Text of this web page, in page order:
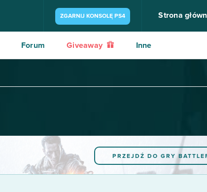
ZGARNIJ KONSOLĘ PS4 Strona
Forum Giveaway Inne
PRZEJDŹ DO GRY